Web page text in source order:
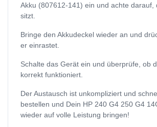
Akku (807612-141) ein und achte darauf,
sitzt.
Bringe den Akkudeckel wieder an und
er einrastet.
Schalte das Gerät ein und überprüfe, ob
korrekt funktioniert.
Der Austausch ist unkompliziert und
bestellen und Dein HP 240 G4 250 G4
wieder auf volle Leistung bringen!